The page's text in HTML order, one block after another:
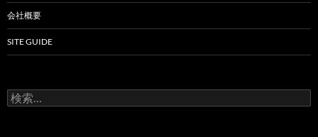
会社概要
SITE GUIDE
検
索: